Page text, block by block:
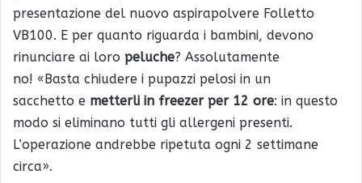
presentazione del nuovo aspirapolvere Folletto
VB100. E per quanto riguarda i bambini, devono
rinunciare ai loro peluche? Assolutamente
no! «Basta chiudere i pupazzi pelosi in un
sacchetto e metterli in freezer per 12 ore: in questo
modo si eliminano tutti gli allergeni presenti.
L’operazione andrebbe ripetuta ogni 2 settimane
circa».